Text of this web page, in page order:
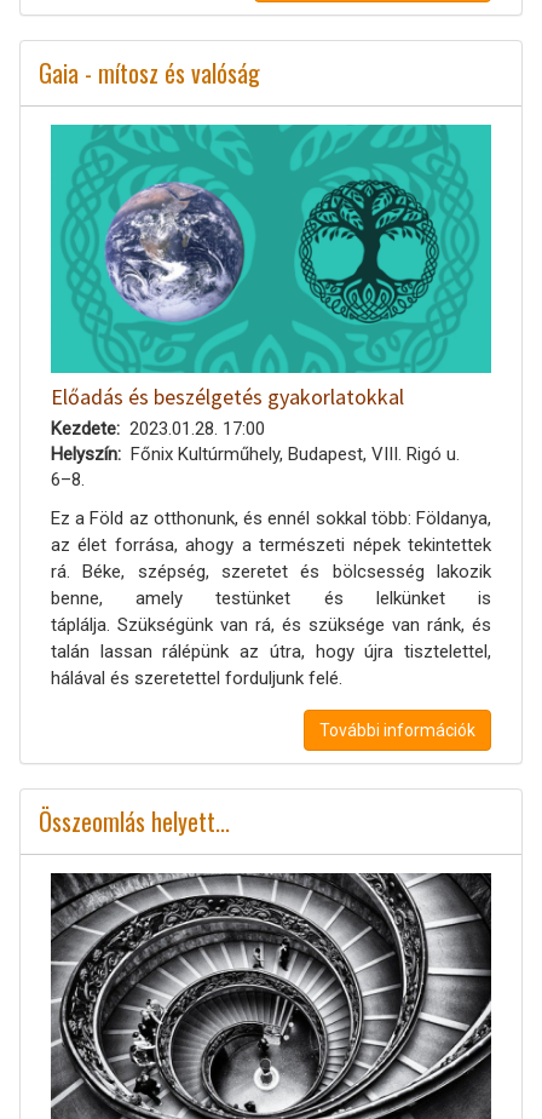
Gaia - mítosz és valóság
Előadás és beszélgetés gyakorlatokkal
Kezdete
2023.01.28. 17:00
Helyszín
Főnix Kultúrműhely, Budapest, VIII. Rigó u.
6–8.
Ez a Föld az otthonunk, és ennél sokkal több: Földanya,
az élet forrása, ahogy a természeti népek tekintettek
rá. Béke, szépség, szeretet és bölcsesség lakozik
benne, amely testünket és lelkünket is
táplálja. Szükségünk van rá, és szüksége van ránk, és
talán lassan rálépünk az útra, hogy újra tisztelettel,
hálával és szeretettel forduljunk felé.
További információk
Összeomlás helyett...